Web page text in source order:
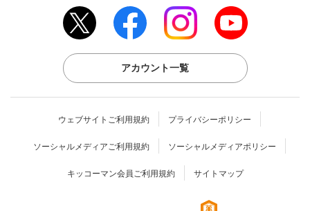
アカウント一覧
ウェブサイトご利用規約 プライバシーポリシー
ソーシャルメディアご利用規約 ソーシャルメディアポリシー
キッコーマン会員ご利用規約 サイトマップ